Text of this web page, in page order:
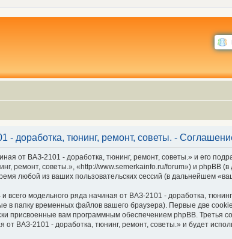
доработка, тюнинг, ремонт, советы. -
от ВАЗ-2101 - доработка, тюнинг, ремонт, советы.» и его
ремонт, советы.», «http://www.semerkainfo.ru/forum») и phpBB
любой из ваших пользовательских сессий (в дальнейшем
модельного ряда начиная от ВАЗ-2101 - доработка,
папку временных файлов вашего браузера). Первые две
присвоенные вам программным обеспечением phpBB. Третья
ВАЗ-2101 - доработка, тюнинг, ремонт, советы.» и будет